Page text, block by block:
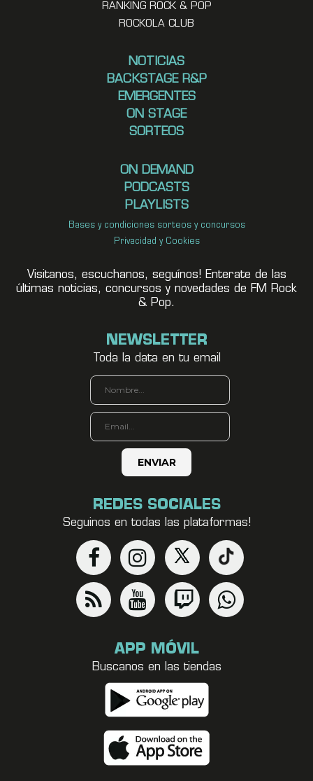
RANKING ROCK & POP
ROCKOLA CLUB
NOTICIAS
BACKSTAGE R&P
EMERGENTES
ON STAGE
SORTEOS
ON DEMAND
PODCASTS
PLAYLISTS
Bases y condiciones sorteos y concursos
Privacidad y Cookies
Visitanos, escuchanos, seguínos! Enterate de las
últimas noticias, concursos y novedades de FM Rock
& Pop.
NEWSLETTER
Toda la data en tu email
REDES SOCIALES
Seguinos en todas las plataformas!
APP MÓVIL
Buscanos en las tiendas